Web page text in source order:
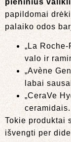
pieninius
papildomai
palaiko odos
„La
valo ir
„Avène
labai
„CeraVe
ceramidais.
Tokie produktai
išvengti per